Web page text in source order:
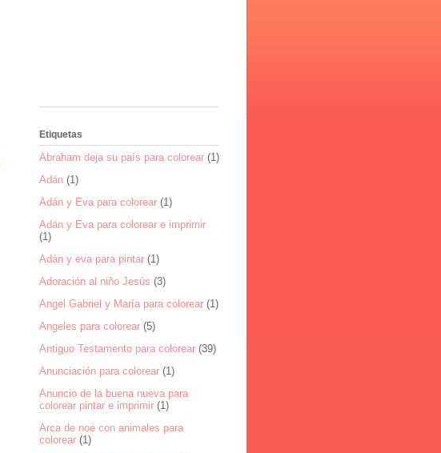
Etiquetas
Abraham deja su país para colorear (1)
Adán (1)
Adán y Eva para colorear (1)
Adán y Eva para colorear e imprimir
(1)
Adán y eva para pintar (1)
Adoración al niño Jesús (3)
Angel Gabriel y María para colorear (1)
Angeles para colorear (5)
Antiguo Testamento para colorear (39)
Anunciación para colorear (1)
Anuncio de la buena nueva para
colorear pintar e imprimir (1)
Arca de noé con animales para
colorear (1)